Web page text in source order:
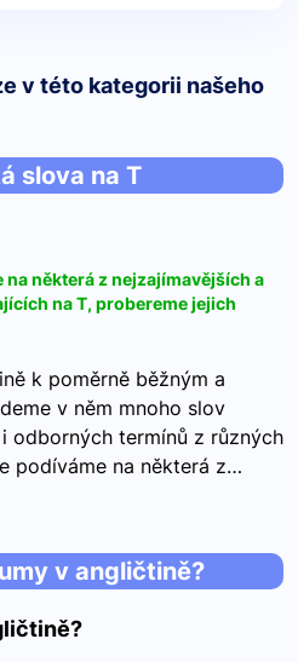
v této kategorii našeho
slova na T
některá z nejzajímavějších a
na T, probereme jejich
k poměrně běžným a
v něm mnoho slov
odborných termínů z různých
podíváme na některá z…
v angličtině?